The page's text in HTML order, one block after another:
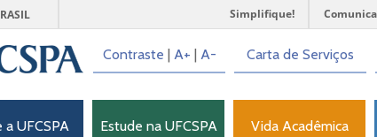
Simplifique!
Contraste | A+ | A- Carta de Serviços
a UFCSPA Estude na UFCSPA Vida Acadêmica